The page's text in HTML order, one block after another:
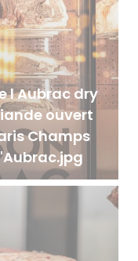
l Aubrac dry
ouvert
Champs